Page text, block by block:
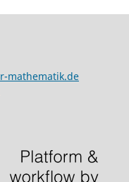
mathematik.de